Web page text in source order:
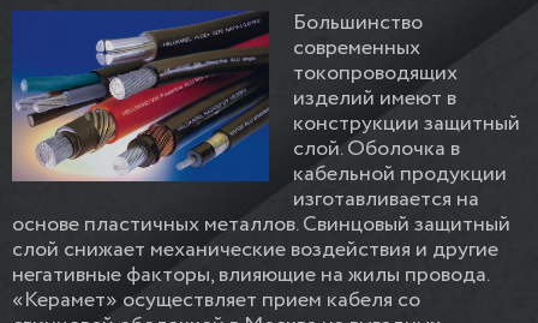
Большинство
современных
токопроводящих
изделий имеют в
конструкции защитный
слой. Оболочка в
кабельной продукции
изготавливается на
основе пластичных металлов. Свинцовый защитный
слой снижает механические воздействия и другие
негативные факторы, влияющие на жилы провода.
«Керамет» осуществляет прием кабеля со